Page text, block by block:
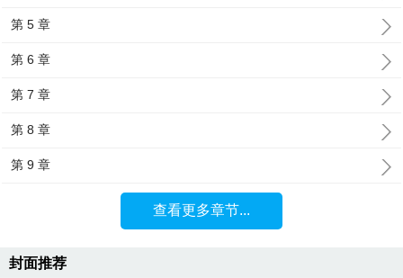
第 5 章
第 6 章
第 7 章
第 8 章
第 9 章
查看更多章节...
封面推荐